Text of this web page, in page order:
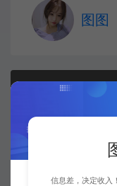
图图
上一篇：
常见问题
信息差，决定收入